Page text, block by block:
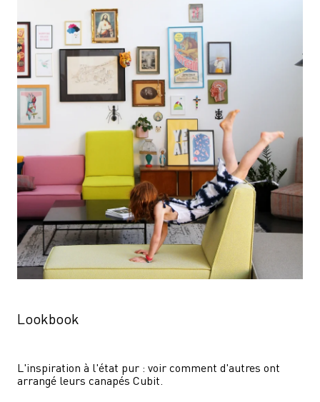
Lookbook
L'inspiration à l'état pur : voir comment d'autres ont
arrangé leurs canapés Cubit.